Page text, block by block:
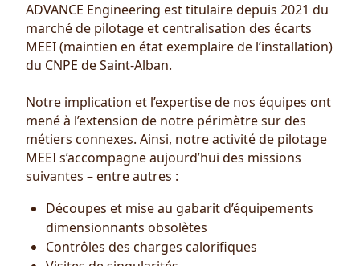
ADVANCE Engineering est titulaire depuis 2021 du
marché de pilotage et centralisation des écarts
MEEI (maintien en état exemplaire de l’installation)
du CNPE de Saint-Alban.
Notre implication et l’expertise de nos équipes ont
mené à l’extension de notre périmètre sur des
métiers connexes. Ainsi, notre activité de pilotage
MEEI s’accompagne aujourd’hui des missions
suivantes – entre autres :
Découpes et mise au gabarit d’équipements
dimensionnants obsolètes
Contrôles des charges calorifiques